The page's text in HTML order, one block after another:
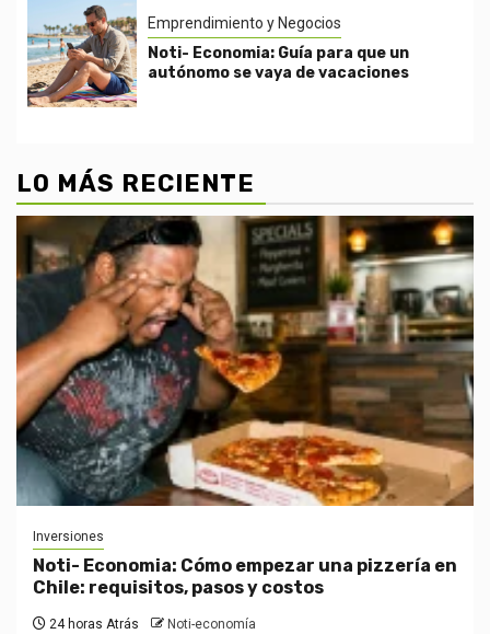
Emprendimiento y Negocios
Noti- Economia: Guía para que un
autónomo se vaya de vacaciones
LO MÁS RECIENTE
Inversiones
Noti- Economia: Cómo empezar una pizzería en
Chile: requisitos, pasos y costos
24 horas Atrás Noti-economía